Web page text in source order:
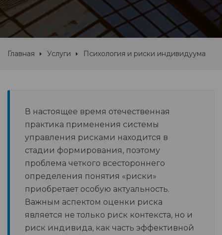
Главная Услуги Психология и риски индивидуума
В настоящее время отечественная
практика применения системы
управления рисками находится в
стадии формирования, поэтому
проблема четкого всестороннего
определения понятия «риски»
приобретает особую актуальность.
Важным аспектом оценки риска
является не только риск контекста, но и
риск индивида, как часть эффективной